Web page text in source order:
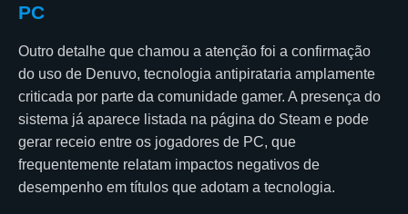
PC
Outro detalhe que chamou a atenção foi a confirmação
do uso de Denuvo, tecnologia antipirataria amplamente
criticada por parte da comunidade gamer. A presença do
sistema já aparece listada na página do Steam e pode
gerar receio entre os jogadores de PC, que
frequentemente relatam impactos negativos de
desempenho em títulos que adotam a tecnologia.